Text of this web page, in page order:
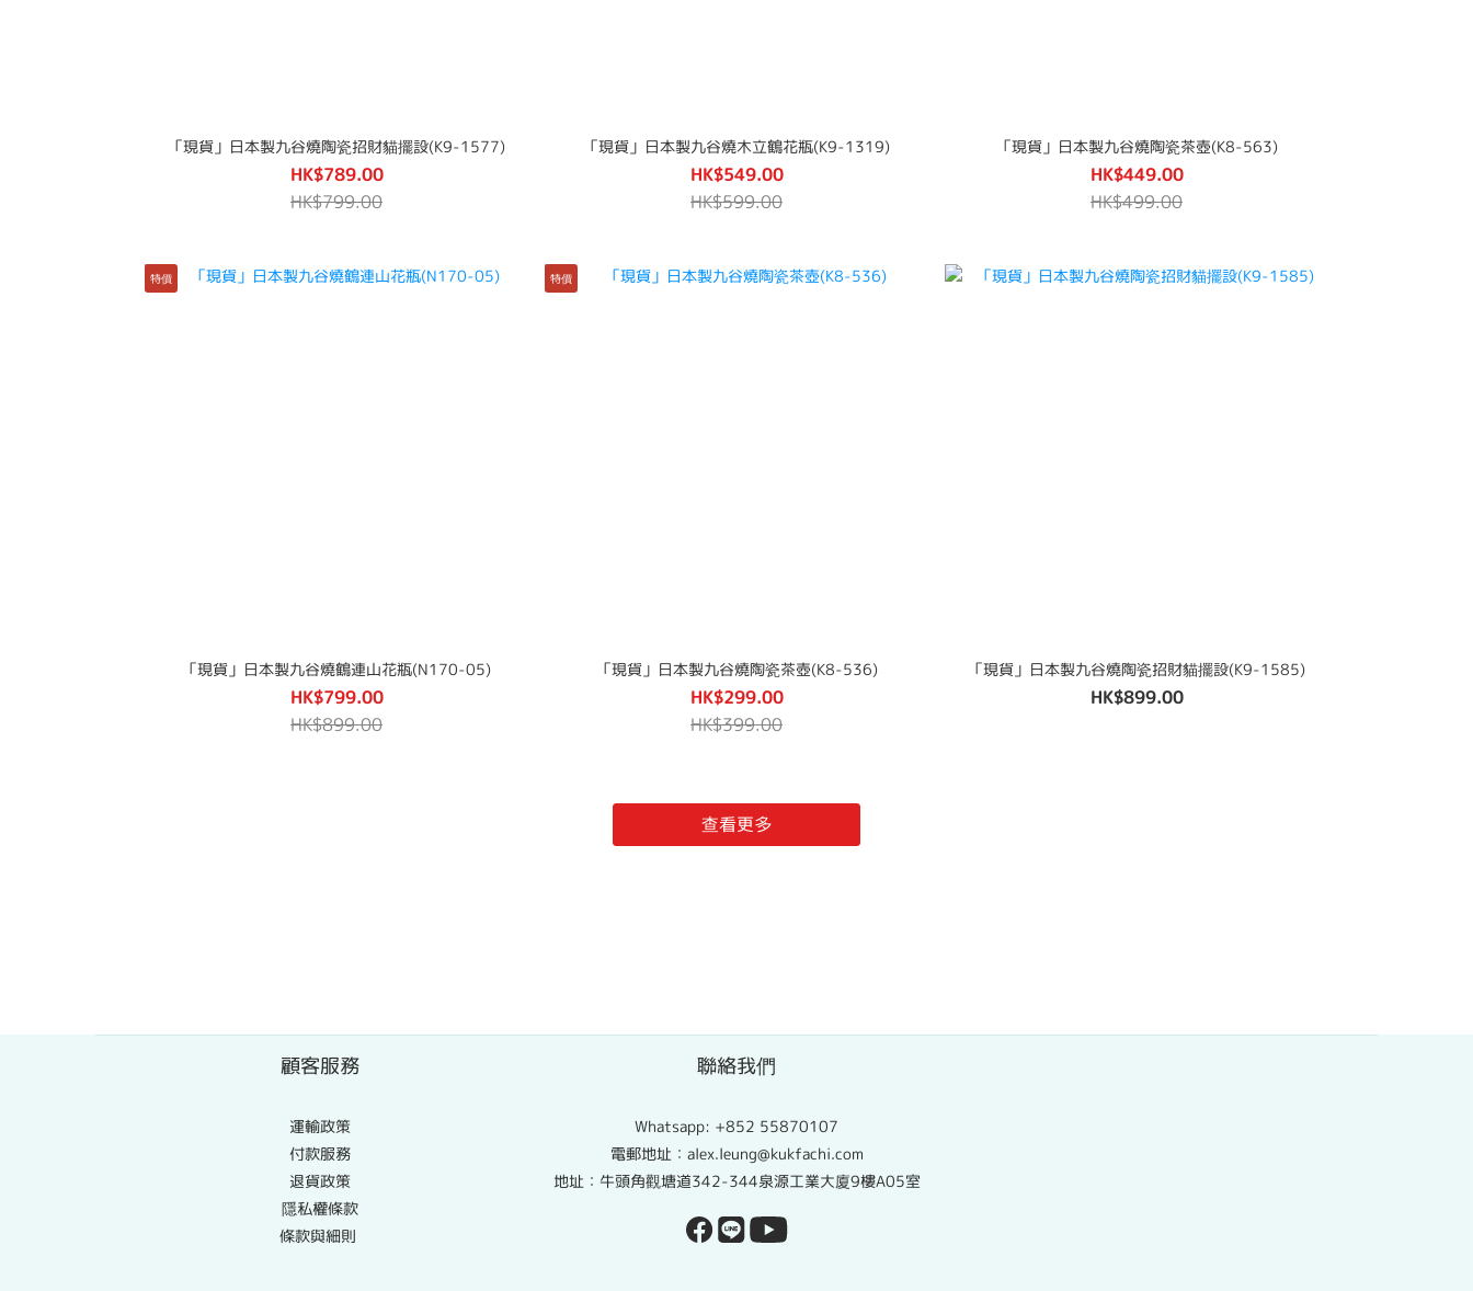
「現貨」日本製九谷燒陶瓷招財貓擺設(K9-1577)
HK$789.00
HK$799.00
「現貨」日本製九谷燒木立鶴花瓶(K9-1319)
HK$549.00
HK$599.00
「現貨」日本製九谷燒陶瓷茶壺(K8-563)
HK$449.00
HK$499.00
特價
「現貨」日本製九谷燒鶴連山花瓶(N170-05)
HK$799.00
HK$899.00
特價
「現貨」日本製九谷燒陶瓷茶壺(K8-536)
HK$299.00
HK$399.00
「現貨」日本製九谷燒陶瓷招財貓擺設(K9-1585)
HK$899.00
查看更多
顧客服務
運輸政策
付款服務
退貨政策
隱私權條款
條款與細則
聯絡我們
Whatsapp: +852 55870107
電郵地址：alex.leung@kukfachi.com
地址：牛頭角觀塘道342-344泉源工業大廈9樓A05室